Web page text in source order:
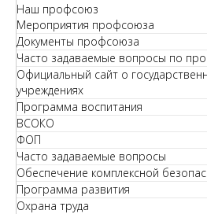
Наш профсоюз
Мероприятия профсоюза
Документы профсоюза
Часто задаваемые вопросы по
Официальный сайт о
учреждениях
Программа воспитания
ВСОКО
ФОП
Часто задаваемые вопросы
Обеспечение комплексной
Программа развития
Охрана труда